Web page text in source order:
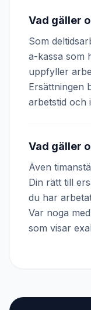
Vad gäller
Som
a-kassa som
uppfyller
Ersättningen
arbetstid och
Vad gäller
Även
Din rätt till
du har
Var noga
som visar